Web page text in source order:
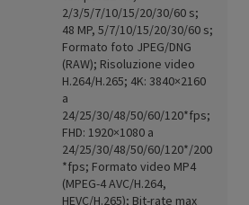
2/3/5/7/10/15/20/30/60 s;
48 MP, 5/7/10/15/20/30/60 s;
Formato foto JPEG/DNG
(RAW); Risoluzione video
H.264/H.265; 4K: 3840×2160
a
24/25/30/48/50/60/120*fps;
FHD: 1920×1080 a
24/25/30/48/50/60/120*/200
*fps; Formato video MP4
(MPEG-4 AVC/H.264,
HEVC/H.265); Bit-rate max